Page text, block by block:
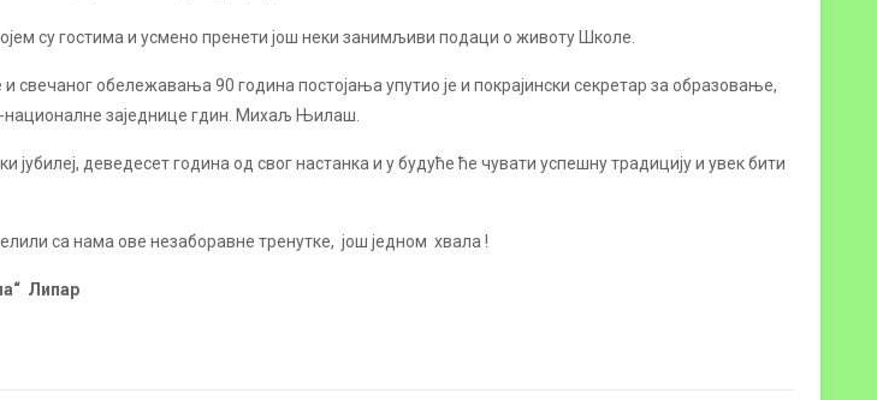
су гостима и усмено пренети још неки занимљиви подаци о животу Школе.
свечаног обележавања 90 година постојања упутио је и покрајински секретар за образовање,
заједнице гдин. Михаљ Њилаш.
деведесет година од свог настанка и у будуће ће чувати успешну традицију и увек бити
са нама ове незаборавне тренутке, још једном хвала !
Липар